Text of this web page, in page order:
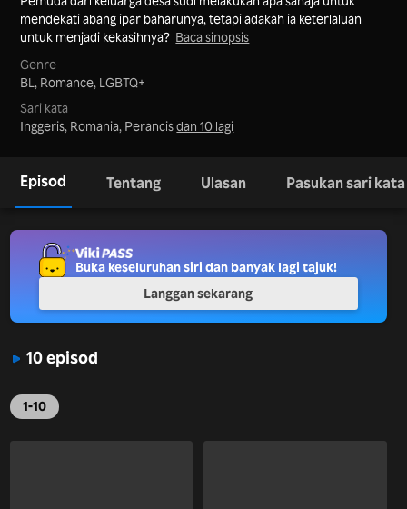
mendekati abang ipar baharunya, tetapi adakah ia keterlaluan
untuk menjadi kekasihnya? Baca sinopsis
Genre
BL, Romance, LGBTQ+
Sari kata
Inggeris, Romania, Perancisdan 10 lagi
Episod Tentang Ulasan Pasukan sari kata
10 episod
1-10
Buka keseluruhan siri dan banyak lagi tajuk!
Langgan sekarang